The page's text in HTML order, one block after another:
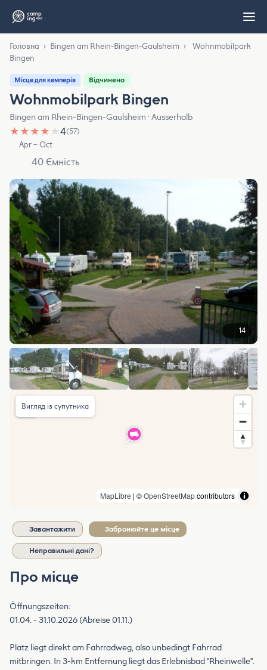
Головна › Bingen am Rhein-Bingen-Gaulsheim ›
Wohnmobilpark
Bingen
Місце для кемперів Відчинено
Wohnmobilpark Bingen
Bingen am Rhein-Bingen-Gaulsheim · Ausserhalb
★ ★ ★ ★ ★4(57)
Apr – Oct
40 Ємність
14
MapLibre | ©OpenStreetMapcontributors
Вигляд із супутника
Завантажити Забронюйте це місце
Неправильні дані?
Про місце
Öffnungszeiten:
01.04. - 31.10.2026 (Abreise 01.11.)
Platz liegt direkt am Fahrradweg, also unbedingt Fahrrad
mitbringen. In 3-km Entfernung liegt das Erlebnisbad "Rheinwelle".